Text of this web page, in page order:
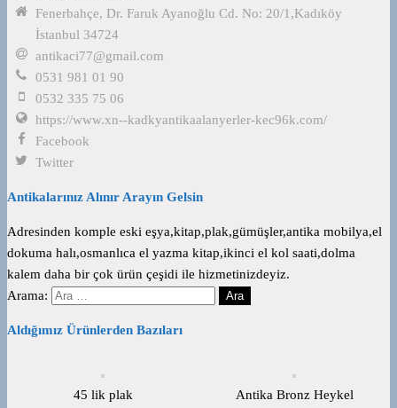
Fenerbahçe, Dr. Faruk Ayanoğlu Cd. No: 20/1,Kadıköy
İstanbul 34724
antikaci77@gmail.com
0531 981 01 90
0532 335 75 06
https://www.xn--kadkyantikaalanyerler-kec96k.com/
Facebook
Twitter
Antikalarınız Alınır Arayın Gelsin
Adresinden komple eski eşya,kitap,plak,gümüşler,antika mobilya,el
dokuma halı,osmanlıca el yazma kitap,ikinci el kol saati,dolma
kalem daha bir çok ürün çeşidi ile hizmetinizdeyiz.
Arama:
Aldığımız Ürünlerden Bazıları
45 lik plak Antika Bronz Heykel